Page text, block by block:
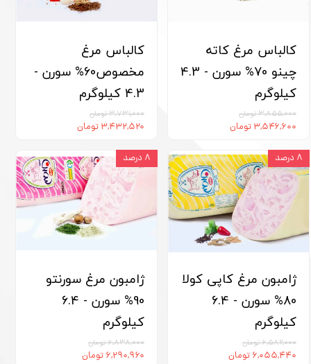
کالباس مرغ کاته
چینو 70% سورن - 4.3
کیلوگرم
۳,۸۵۵,۰۰۰ تومان
۳,۵۴۶,۶۰۰ تومان
کالباس مرغ
مخصوص60% سورن -
4.3 کیلوگرم
۳,۷۳۱,۰۰۰ تومان
۳,۴۳۲,۵۲۰ تومان
ژامبون مرغ کاپی کولا
80% سورن - 6.4
کیلوگرم
۶,۵۸۲,۰۰۰ تومان
۶,۰۵۵,۴۴۰ تومان
۸ درصد
ژامبون مرغ سورنتو
90% سورن - 6.4
کیلوگرم
۶,۸۳۸,۰۰۰ تومان
۶,۲۹۰,۹۶۰ تومان
۸ درصد